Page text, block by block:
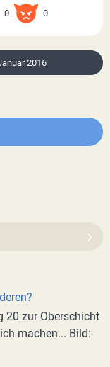
0 0
2016
20 zur Oberschicht
machen... Bild: